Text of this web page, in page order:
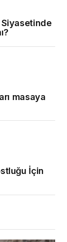
Siyasetinde
masaya
İçin